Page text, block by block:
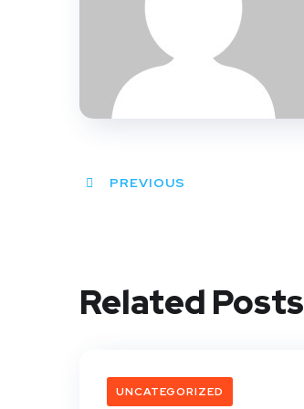
PREVIOUS
Related Posts
UNCATEGORIZED